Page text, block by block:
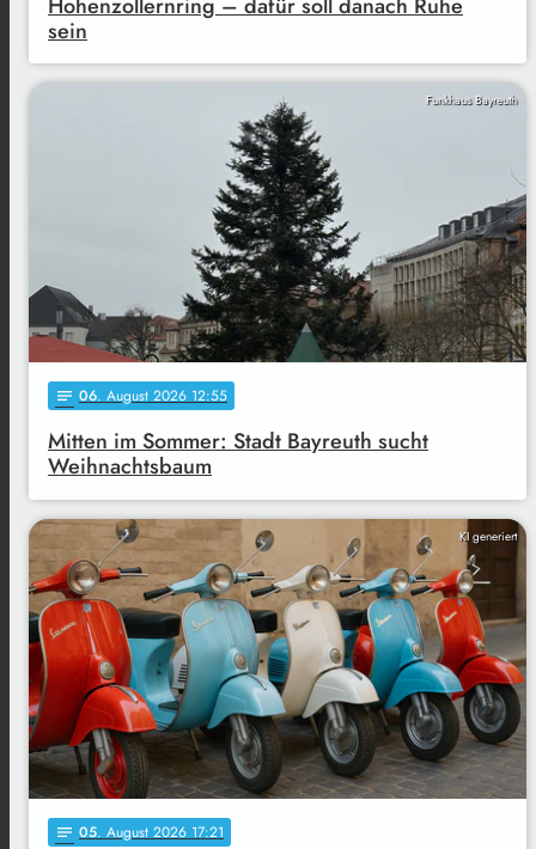
sein
Funkhaus Bayreuth
notes 06. August 2026 12:55
Mitten im Sommer: Stadt Bayreuth sucht
Weihnachtsbaum
KI generiert
notes 05. August 2026 17:21